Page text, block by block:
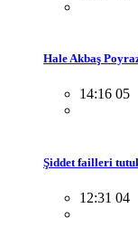
Hale Akbaş
14:16 05
Şiddet failleri
12:31 04